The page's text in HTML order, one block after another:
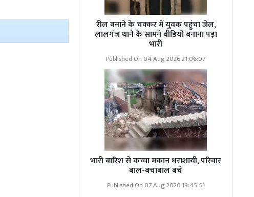
रील बनाने के चक्कर में युवक पहुंचा जेल,
लालगंज थाने के सामने वीडियो बनाना पड़ा
भारी
Published On 04 Aug 2026 21:06:07
भारी बारिश से कच्चा मकान धराशायी, परिवार
बाल-बचाबाल बचे
Published On 07 Aug 2026 19:45:51